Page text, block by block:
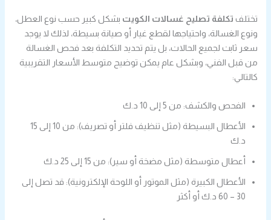
تختلف تكلفة تصليح غسالات الكويت بشكل كبير حسب نوع العطل،
ونوع الغسالة، واحتياجها لقطع غيار أو صيانة بسيطة، لذلك لا يوجد
سعر ثابت لجميع الحالات، بل يتم تحديد التكلفة بعد فحص الغسالة
من قبل الفني، وبشكل عام يمكن توضيح متوسط الأسعار التقريبية
كالتالي:
الفحص والكشف: من 5 إلى 10 د.ك
الأعطال البسيطة (مثل تنظيف فلتر أو تصريف): من 10 إلى 15
د.ك
أعطال متوسطة (مثل مضخة أو سير): من 15 إلى 25 د.ك
الأعطال الكبيرة (مثل الموتور أو اللوحة الإلكترونية): قد تصل إلى
30 – 60 د.ك أو أكثر